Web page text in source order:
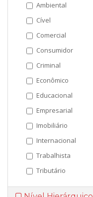
Ambiental
Cível
Comercial
Consumidor
Criminal
Econômico
Educacional
Empresarial
Imobiliário
Internacional
Trabalhista
Tributário